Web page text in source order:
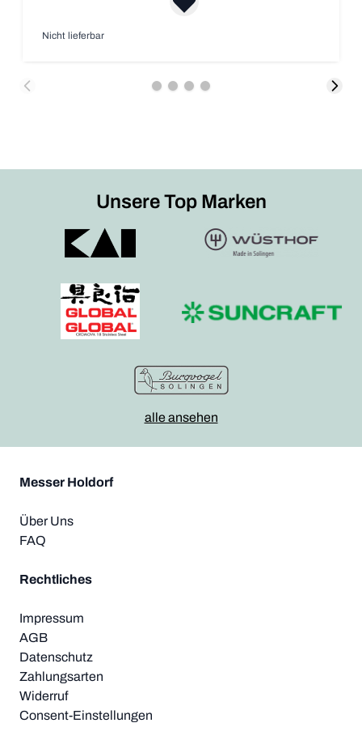
Nicht lieferbar
Unsere Top Marken
alle ansehen
Messer Holdorf
Über Uns
FAQ
Rechtliches
Impressum
AGB
Datenschutz
Zahlungsarten
Widerruf
Consent-Einstellungen